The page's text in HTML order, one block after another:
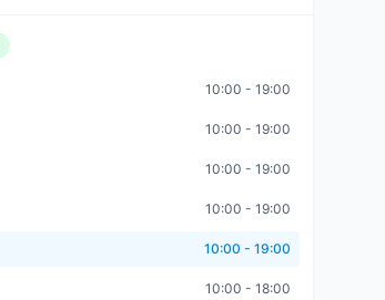
10:00 - 19:00
10:00 - 19:00
10:00 - 19:00
10:00 - 19:00
10:00 - 19:00
10:00 - 18:00